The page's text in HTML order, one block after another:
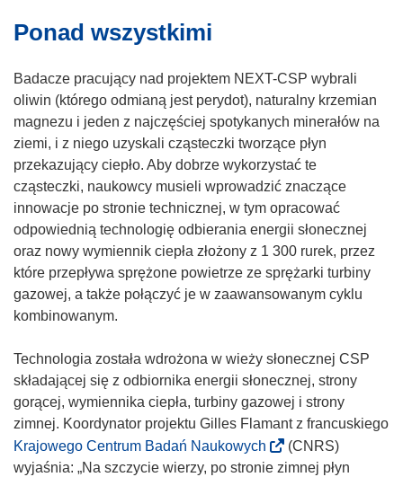
i
k
y
w
y
Ponad wszystkimi
Badacze pracujący nad projektem NEXT-CSP wybrali
oliwin (którego odmianą jest perydot), naturalny krzemian
magnezu i jeden z najczęściej spotykanych minerałów na
ziemi, i z niego uzyskali cząsteczki tworzące płyn
przekazujący ciepło. Aby dobrze wykorzystać te
cząsteczki, naukowcy musieli wprowadzić znaczące
innowacje po stronie technicznej, w tym opracować
odpowiednią technologię odbierania energii słonecznej
oraz nowy wymiennik ciepła złożony z 1 300 rurek, przez
które przepływa sprężone powietrze ze sprężarki turbiny
gazowej, a także połączyć je w zaawansowanym cyklu
kombinowanym.
Technologia została wdrożona w wieży słonecznej CSP
składającej się z odbiornika energii słonecznej, strony
gorącej, wymiennika ciepła, turbiny gazowej i strony
zimnej. Koordynator projektu Gilles Flamant z francuskiego
Krajowego Centrum Badań Naukowych
o
(CNRS)
wyjaśnia: „Na szczycie wierzy, po stronie zimnej płyn